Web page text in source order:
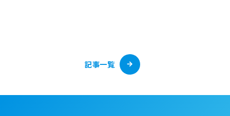
記事一覧